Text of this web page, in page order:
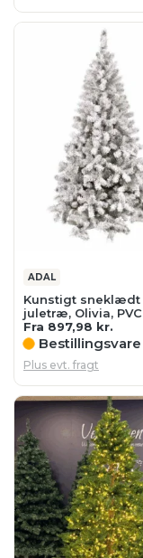
ADAL
Kunstigt sneklædt
juletræ, Olivia, PVC
Fra 897,98 kr.
Bestillingsvare
Plus evt. fragt